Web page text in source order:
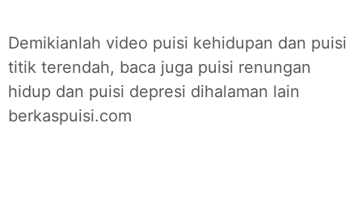
Demikianlah video puisi kehidupan dan puisi
titik terendah, baca juga puisi renungan
hidup dan puisi depresi dihalaman lain
berkaspuisi.com